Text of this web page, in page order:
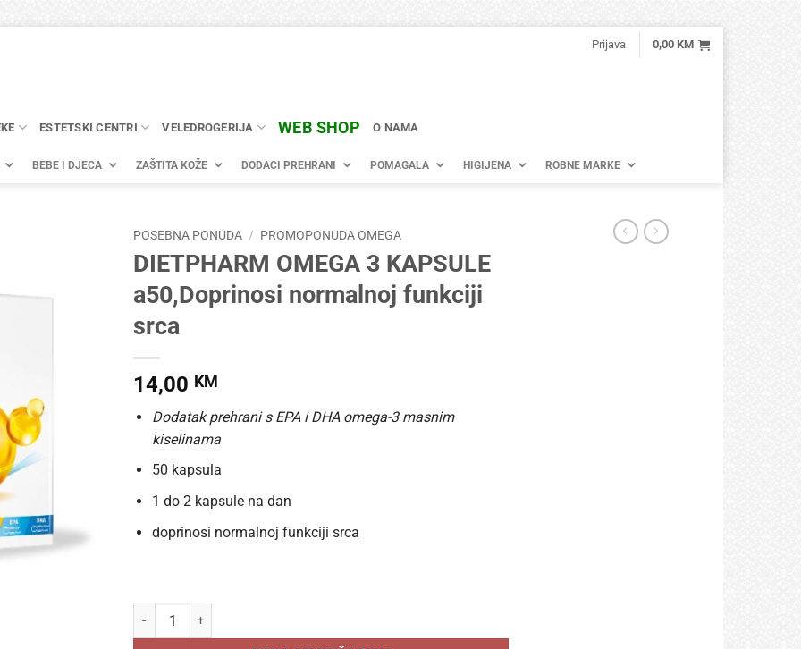
Prijava 0,00 KM
ESTETSKI CENTRI VELEDROGERIJA WEB SHOP O NAMA
BEBE I DJECA ZAŠTITA KOŽE DODACI PREHRANI POMAGALA HIGIJENA ROBNE MARKE
POSEBNA PONUDA / PROMOPONUDA OMEGA
DIETPHARM OMEGA 3 KAPSULE
a50,Doprinosi normalnoj funkciji
srca
14,00 KM
Dodatak prehrani s EPA i DHA omega-3 masnim
kiselinama
50 kapsula
1 do 2 kapsule na dan
doprinosi normalnoj funkciji srca
DIETPHARM OMEGA 3 KAPSULE a50,Doprinosi normalnoj funkciji srca količina